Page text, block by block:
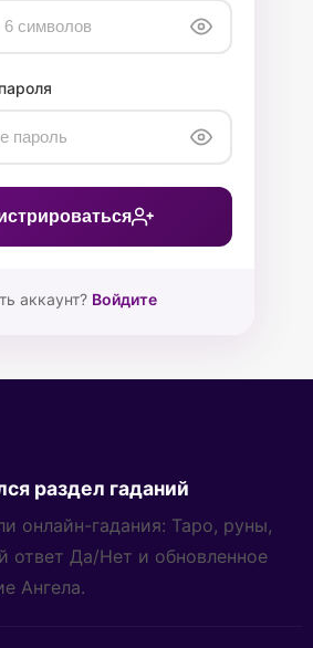
аккаунт? Войдите
раздел гаданий
онлайн-гадания: Таро, руны,
ответ Да/Нет и обновленное
Ангела.